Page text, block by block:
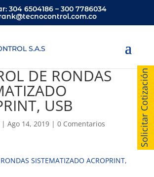
304 6504186 – 300 7786034
DE RONDAS
USB
Ago 14, 2019| 0 Comentarios
SISTEMATIZADO ACROPRINT,
Solicitar Cotización